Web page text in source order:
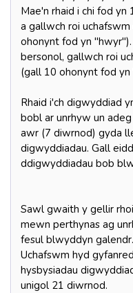
Mae'n rhaid i chi fod
a gallwch roi
ohonynt fod yn
bersonol, gallwch roi
(gall 10 ohonynt fod yn
Rhaid i'ch digwyddiad
bobl ar unrhyw un
awr (7 diwrnod) gyda
digwyddiadau. Gall
ddigwyddiadau bob
Sawl gwaith y gellir
mewn perthynas ag
fesul blwyddyn galendr.
Uchafswm hyd
hysbysiadau
unigol 21 diwrnod.